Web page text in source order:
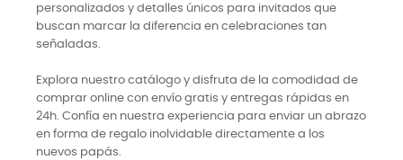
personalizados y detalles únicos para invitados que
buscan marcar la diferencia en celebraciones tan
señaladas.
Explora nuestro catálogo y disfruta de la comodidad de
comprar online con envío gratis y entregas rápidas en
24h. Confía en nuestra experiencia para enviar un abrazo
en forma de regalo inolvidable directamente a los
nuevos papás.